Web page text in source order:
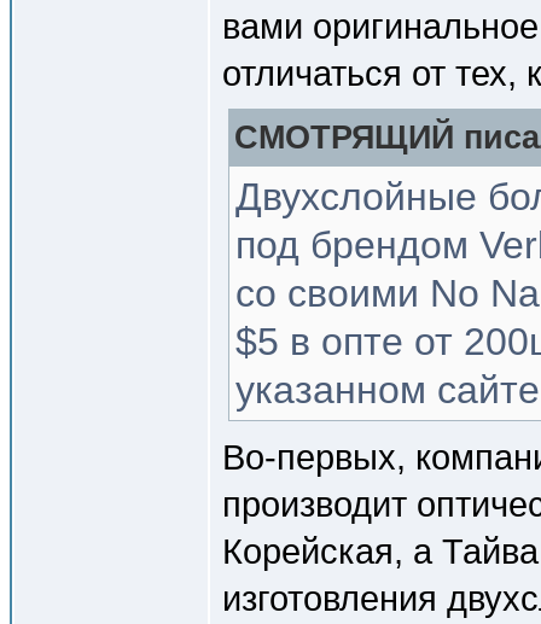
вами
отличаться от
СМОТРЯЩИЙ
Двухслойные
под брендом
со своими No
$5 в опте от
указанном
Во-первых,
производит
Корейская, а
изготовления